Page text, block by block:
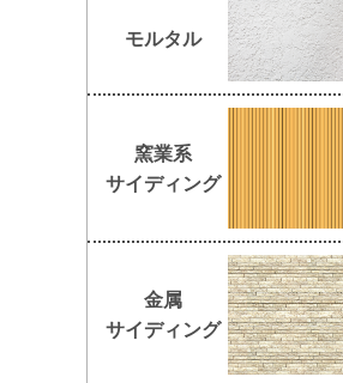
モルタル
窯業系
サイディング
金属
サイディング